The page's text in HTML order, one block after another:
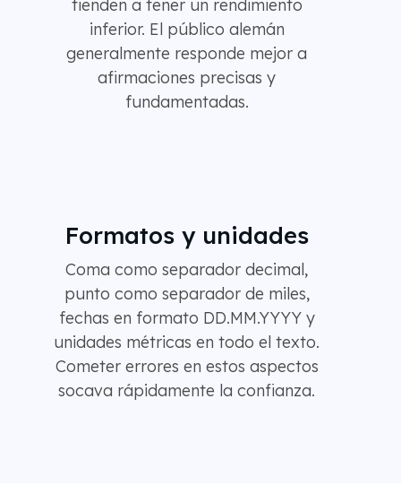
tienden a tener un rendimiento
inferior. El público alemán
generalmente responde mejor a
afirmaciones precisas y
fundamentadas.
Formatos y unidades
Coma como separador decimal,
punto como separador de miles,
fechas en formato DD.MM.YYYY y
unidades métricas en todo el texto.
Cometer errores en estos aspectos
socava rápidamente la confianza.